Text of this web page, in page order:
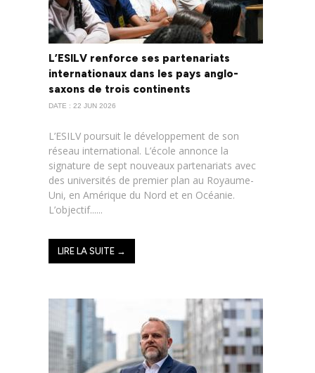
L’ESILV renforce ses partenariats
internationaux dans les pays anglo-
saxons de trois continents
DATE : 22 JUN 2026
L’ESILV poursuit le développement de son
réseau international. L’école annonce la
signature de sept nouveaux partenariats avec
des universités de premier plan au Royaume-
Uni, en Amérique du Nord et en Océanie.
L’objectif......
LIRE LA SUITE →